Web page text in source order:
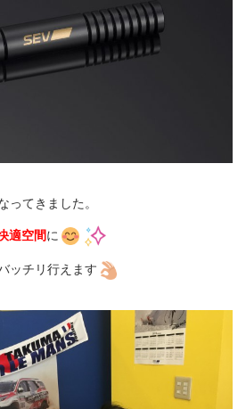
ってきました。
適空間に
ッチリ行えます